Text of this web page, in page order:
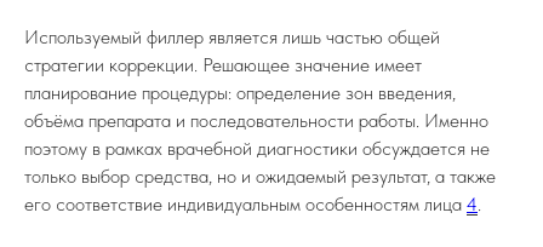
Используемый филлер является лишь частью общей
стратегии коррекции. Решающее значение имеет
планирование процедуры: определение зон введения,
объёма препарата и последовательности работы. Именно
поэтому в рамках врачебной диагностики обсуждается не
только выбор средства, но и ожидаемый результат, а также
его соответствие индивидуальным особенностям лица 4.